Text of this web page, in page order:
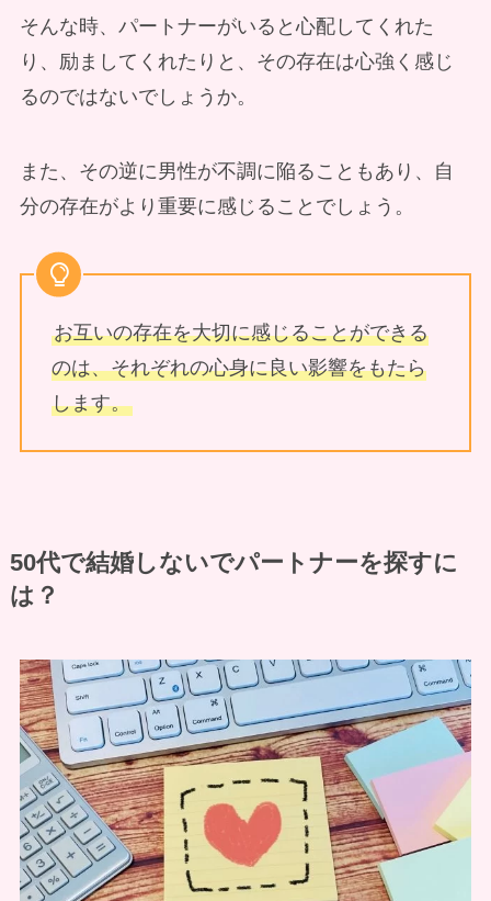
そんな時、パートナーがいると心配してくれた
り、励ましてくれたりと、その存在は心強く感じ
るのではないでしょうか。
また、その逆に男性が不調に陥ることもあり、自
分の存在がより重要に感じることでしょう。
お互いの存在を大切に感じることができる
のは、それぞれの心身に良い影響をもたら
します。
50代で結婚しないでパートナーを探すに
は？